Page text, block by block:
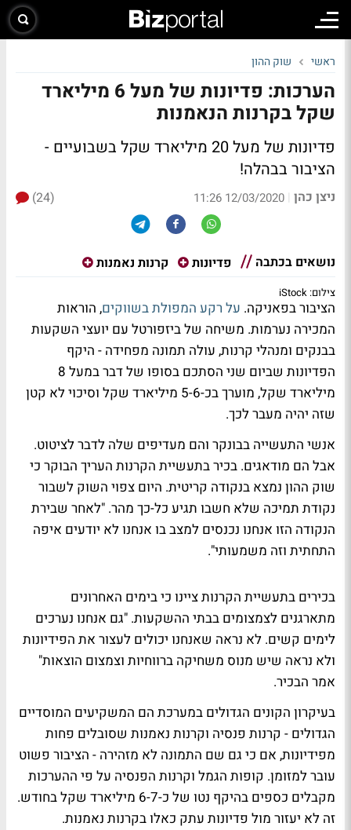
ראשי שוק ההון
הערכות: פדיונות של מעל 6 מיליארד
שקל בקרנות הנאמנות
פדיונות של מעל 20 מיליארד שקל בשבועיים -
הציבור בבהלה!
ניצן כהן |
12/03/2020 11:26
(24)
נושאים בכתבה פדיונות קרנות נאמנות
צילום: iStock
הציבור בפאניקה. על רקע המפולת בשווקים, הוראות
המכירה נערמות. משיחה של ביזפורטל עם יועצי השקעות
בבנקים ומנהלי קרנות, עולה תמונה מפחידה - היקף
הפדיונות שביום שני הסתכם בסופו של דבר במעל 8
מיליארד שקל, מוערך בכ-5-6 מיליארד שקל וסיכוי לא קטן
שזה יהיה מעבר לכך.
אנשי התעשייה בבונקר והם מעדיפים שלה לדבר לציטוט.
אבל הם מודאגים. בכיר בתעשיית הקרנות העריך הבוקר כי
שוק ההון נמצא בנקודה קריטית. היום צפוי השוק לשבור
נקודת תמיכה שלא חשבו תגיע כל-כך מהר. "לאחר שבירת
הנקודה הזו אנחנו נכנסים למצב בו אנחנו לא יודעים איפה
התחתית וזה משמעותי".
בכירים בתעשיית הקרנות ציינו כי בימים האחרונים
מתארגנים לצמצומים בבתי ההשקעות. "גם אנחנו נערכים
לימים קשים. לא נראה שאנחנו יכולים לעצור את הפידיונות
ולא נראה שיש מנוס משחיקה ברווחיות וצמצום הוצאות"
אמר הבכיר.
בעיקרון הקונים הגדולים במערכת הם המשקיעים המוסדיים
הגדולים - קרנות פנסיה וקרנות נאמנות שסובלים פחות
מפידיונות, אם כי גם שם התמונה לא מזהירה - הציבור פשוט
עובר למזומן. קופות הגמל וקרנות הפנסיה על פי ההערכות
מקבלים כספים בהיקף נטו של כ-6-7 מיליארד שקל בחודש.
זה לא יעזור מול פדיונות עתק כאלו בקרנות נאמנות.